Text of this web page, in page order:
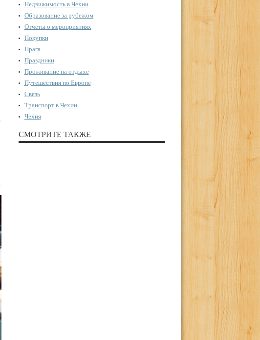
Недвижимость в Чехии
Образование за рубежом
Отчеты о мероприятиях
Покупки
Прага
Праздники
Проживание на отдыхе
Путешествия по Европе
Связь
Транспорт в Чехии
Чехия
СМОТРИТЕ ТАКЖЕ